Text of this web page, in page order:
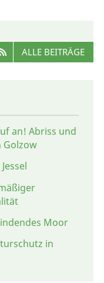
ALLE BEITRÄGE
an! Abriss und
Golzow
Moor
in